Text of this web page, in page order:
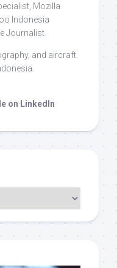
Mozilla
Indonesia
Journalist.
and aircraft.